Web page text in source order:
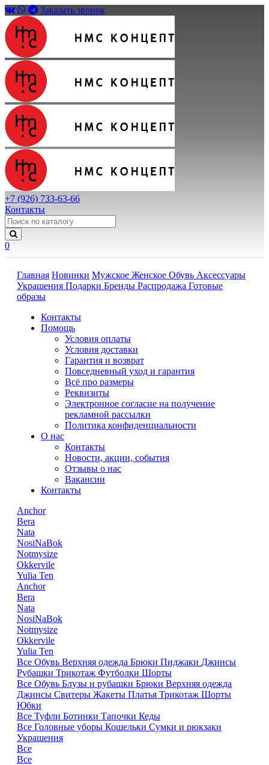
Заказать звонок
+7 (926) 733-63-66
Контакты
0
Главная Новинки Мужское Женское Обувь Аксессуары
Украшения Подарки Бренды Распродажа Готовые
образы
Контакты
Помощь
Условия оплаты
Условия доставки
Гарантия и возврат
Повседневный уход и гарантия
Всё про размеры
Реквизиты
Электронное согласие на получение
рекламной рассылки
Политика конфиденциальности
О нас
Контакты
Новости, акции, события
Отзывы о нас
Вакансии
Контакты
Anchor
Bera
Nata
NosiNaBok
Notmysize
Okkervile
Yulia Ten
Anchor
Bera
Nata
NosiNaBok
Notmysize
Okkervile
Yulia Ten
Все Обувь Верхняя одежда Брюки Пиджаки Джинсы
Рубашки Трикотаж Футболки Шорты
Все Обувь Блузы и рубашки Брюки Верхняя одежда
Джинсы Свитеры Жакеты Платья Трикотаж Шорты
Юбки
Все Туфли Ботинки Тапочки Кеды
Все Головные уборы Кошельки Сумки и рюкзаки
Украшения
Все
Все